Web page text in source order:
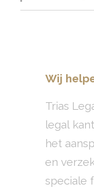
Wij
Trias
legal
het
en
speciale